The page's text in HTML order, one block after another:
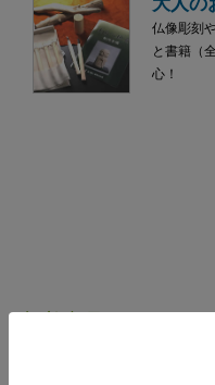
仏像彫刻
と書籍（
心！